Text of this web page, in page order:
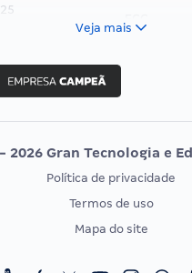
Vunesp
PROFISSÃO
EXAME DE
Calendário
Veja mais
2026 Gran Tecnologia e
Política de privacidade
Termos de uso
Mapa do site